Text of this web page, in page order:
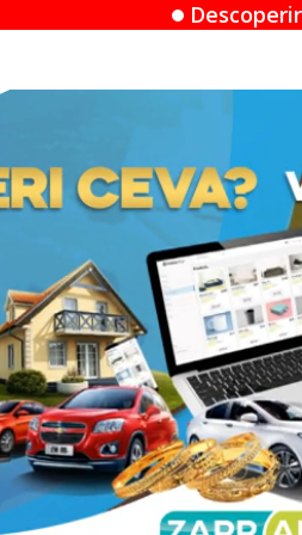
înfricoșătoare: